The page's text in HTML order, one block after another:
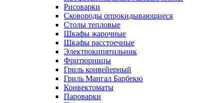
Рисоварки
Сковороды опрокидывающиеся
Столы тепловые
Шкафы жарочные
Шкафы расстоечные
Электрокипятильник
Фритюрницы
Гриль конвейерный
Гриль Мангал Барбекю
Конвектоматы
Пароварки